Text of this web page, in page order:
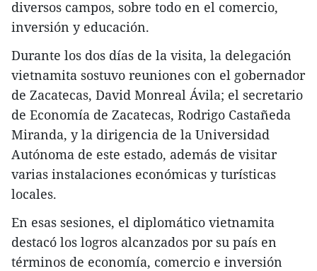
diversos campos, sobre todo en el comercio,
inversión y educación.
Durante los dos días de la visita, la delegación
vietnamita sostuvo reuniones con el gobernador
de Zacatecas, David Monreal Ávila; el secretario
de Economía de Zacatecas, Rodrigo Castañeda
Miranda, y la dirigencia de la Universidad
Autónoma de este estado, además de visitar
varias instalaciones económicas y turísticas
locales.
En esas sesiones, el diplomático vietnamita
destacó los logros alcanzados por su país en
términos de economía, comercio e inversión